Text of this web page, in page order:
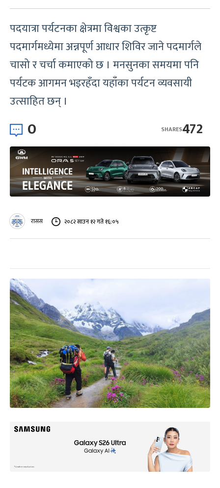
पदयात्रा पर्यटनका क्षेत्रमा विश्वका उत्कृष्ट
पदमार्गमध्येमा अन्नपूर्ण आधार शिविर जाने पदमार्गले
चासो र चर्चा कमाएको छ । मनसुनका समयमा पनि
पर्यटक आगमन भइरहँदा यहाँका पर्यटन व्यवसायी
उत्साहित छन् ।
0 472
SHARES
रासस २०८२ साउन १२ गते १६:०५